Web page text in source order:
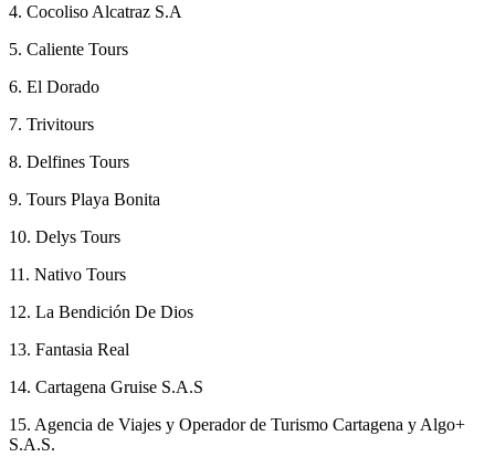
4. Cocoliso Alcatraz S.A
5. Caliente Tours
6. El Dorado
7. Trivitours
8. Delfines Tours
9. Tours Playa Bonita
10. Delys Tours
11. Nativo Tours
12. La Bendición De Dios
13. Fantasia Real
14. Cartagena Gruise S.A.S
15. Agencia de Viajes y Operador de Turismo Cartagena y Algo+
S.A.S.